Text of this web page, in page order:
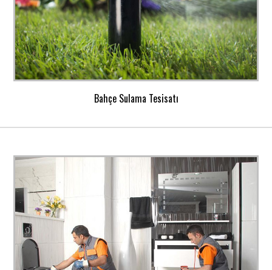
Bahçe Sulama Tesisatı